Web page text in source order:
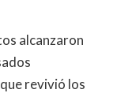
alcanzaron
revivió los